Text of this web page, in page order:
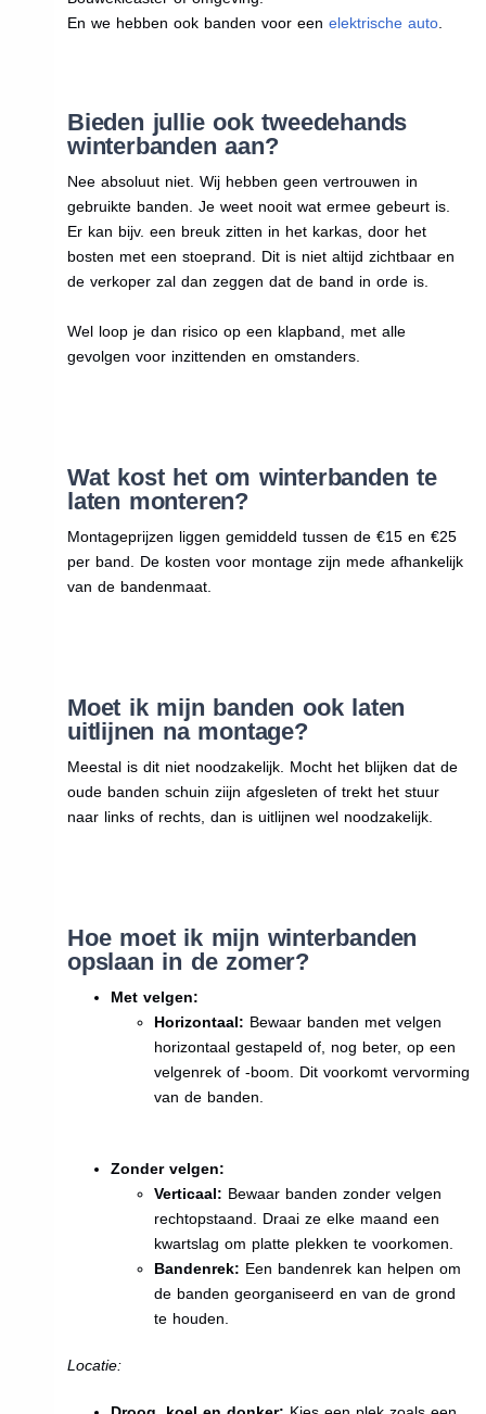
En we hebben ook banden voor een elektrische auto.
Bieden jullie ook tweedehands
winterbanden aan?
Nee absoluut niet. Wij hebben geen vertrouwen in
gebruikte banden. Je weet nooit wat ermee gebeurt is.
Er kan bijv. een breuk zitten in het karkas, door het
bosten met een stoeprand. Dit is niet altijd zichtbaar en
de verkoper zal dan zeggen dat de band in orde is.
Wel loop je dan risico op een klapband, met alle
gevolgen voor inzittenden en omstanders.
Wat kost het om winterbanden te
laten monteren?
Montageprijzen liggen gemiddeld tussen de €15 en €25
per band. De kosten voor montage zijn mede afhankelijk
van de bandenmaat.
Moet ik mijn banden ook laten
uitlijnen na montage?
Meestal is dit niet noodzakelijk. Mocht het blijken dat de
oude banden schuin ziijn afgesleten of trekt het stuur
naar links of rechts, dan is uitlijnen wel noodzakelijk.
Hoe moet ik mijn winterbanden
opslaan in de zomer?
Met velgen:
Horizontaal: Bewaar banden met velgen
horizontaal gestapeld of, nog beter, op een
velgenrek of -boom. Dit voorkomt vervorming
van de banden.
Zonder velgen:
Verticaal: Bewaar banden zonder velgen
rechtopstaand. Draai ze elke maand een
kwartslag om platte plekken te voorkomen.
Bandenrek: Een bandenrek kan helpen om
de banden georganiseerd en van de grond
te houden.
Locatie: